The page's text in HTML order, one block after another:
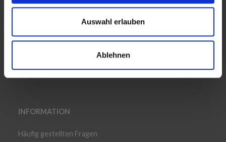
Auswahl erlauben
Ablehnen
wenig Inspiration für das nächste Projekt gefällig? Unsere
gutes Gelingen.
INFORMATION
Häufig gestellten Fragen